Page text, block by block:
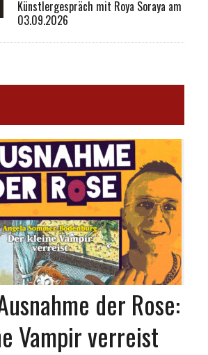
Künstlergespräch mit Roya Soraya am
03.09.2026
der Rose:
Vampir verreist